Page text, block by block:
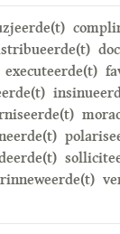
executeerde(t)